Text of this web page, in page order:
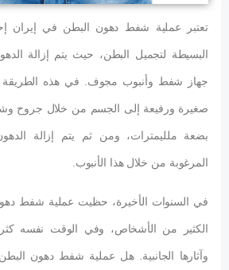
تعتبر عملية شفط دهون البطن في إيران
البسيطة لتجميل البطن، حيث يتم إزالة
جهاز شفط وأنبوب مجوف. في هذه الطريقة يتم
صغيرة ورفيعة إلى الجسم من خلال جروح
بضعة ملليمترات، ومن ثم يتم إزالة الدهون
المرغوبة من خلال هذا الأنبوب.
في السنوات الأخيرة، حظيت عملية شفط دهون
الكثير من الأشخاص، وفي الوقت نفسه كثر
وآثارها الجانبية. هل عملية شفط دهون